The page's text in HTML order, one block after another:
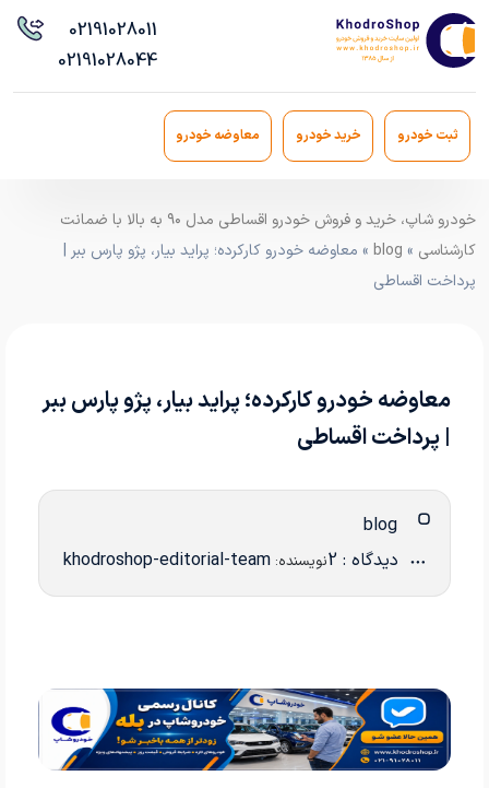
02191028011
02191028044
ثبت خودرو خرید خودرو معاوضه خودرو
خودرو شاپ، خرید و فروش خودرو اقساطی مدل ۹۰ به بالا با ضمانت
کارشناسی »
blog » معاوضه خودرو کارکرده؛ پراید بیار، پژو پارس ببر |
پرداخت اقساطی
معاوضه خودرو کارکرده؛ پراید بیار، پژو پارس ببر
| پرداخت اقساطی
دیدگاه : 2
نویسنده: khodroshop-editorial-team